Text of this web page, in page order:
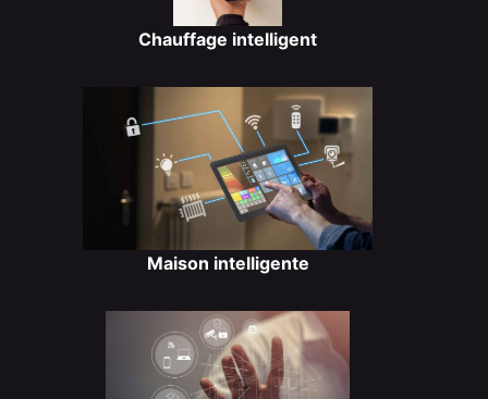
Chauffage intelligent
Maison intelligente